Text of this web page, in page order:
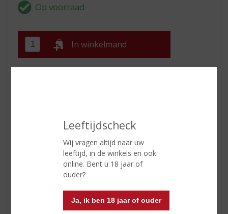
Leeftijdscheck
Wij vragen altijd naar uw
leeftijd, in de winkels en ook
online. Bent u 18 jaar of
ouder?
Ja, ik ben 18 jaar of ouder
In winkelmand
70 CL
Alcoholpercentage
52.4% vol
Reviews
Schrijf een review